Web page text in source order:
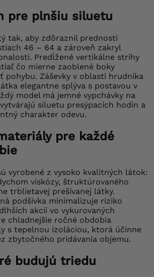
pre plnšiu siluetu
tak, aby zdôraznil prednosti
46 – 64 a zároveň zakryl
Predĺžené vertikálne strihy
čo mierne zaoblené boky
pohybu. Záševky v oblasti hrudníka
elegantne splýva s postavou v
model má jemné vypchávky na
siluetu presýpacích hodín a
charakter odevu.
pre každé
vyrobené z vysoko kvalitných látok:
viskózy, štruktúrovaného
trblietavej prešívanej látky.
podšívka minimalizuje riziko
akcií vo vykurovaných
chladnejšie ročné obdobia
s tepelnou izoláciou, ktorá účinne
zbytočného pridávania objemu.
budujú triedu